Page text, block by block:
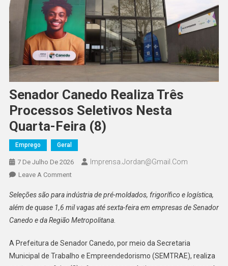
Senador Canedo Realiza Três
Processos Seletivos Nesta
Quarta-Feira (8)
Emprego Geral
7 De Julho De 2026 Imprensa.jordan@gmail.com
Leave A CommentOn
Canedo
Realiza
Três
Seletivos
Nesta
Seleções são para indústria de pré-moldados, frigorífico e logística,
além de quase 1,6 mil vagas até sexta-feira em empresas de Senador
Canedo e da Região Metropolitana.
A Prefeitura de Senador Canedo, por meio da Secretaria
Municipal de Trabalho e Empreendedorismo (SEMTRAE), realiza